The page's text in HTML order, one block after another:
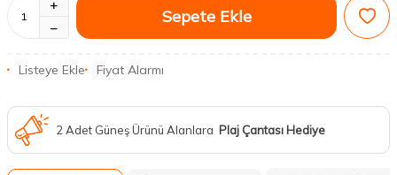
Sepete Ekle
Listeye Ekle Fiyat Alarmı
2 Adet Güneş Ürünü Alanlara Plaj Çantası Hediye